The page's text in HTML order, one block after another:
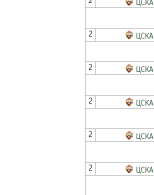
ЦСКА
2
ЦСКА
2
ЦСКА
2
ЦСКА
2
ЦСКА
2
ЦСКА